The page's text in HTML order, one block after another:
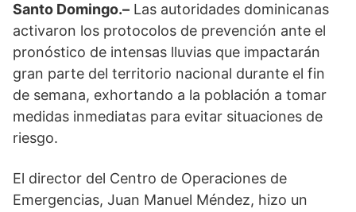
Santo Domingo.– Las autoridades dominicanas
activaron los protocolos de prevención ante el
pronóstico de intensas lluvias que impactarán
gran parte del territorio nacional durante el fin
de semana, exhortando a la población a tomar
medidas inmediatas para evitar situaciones de
riesgo.
El director del Centro de Operaciones de
Emergencias, Juan Manuel Méndez, hizo un